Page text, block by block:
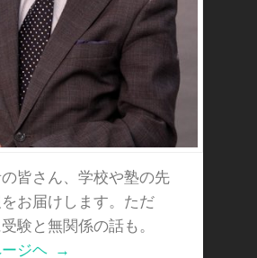
皆さん、学校や塾の先
お届けします。ただ
験と無関係の話も。
ジヘ →